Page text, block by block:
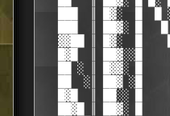
███  ║ █▓░  █  █
███  ║ ██▓░ █
▓▓██ ║ █▓░  █
█▓█  ║ ██▓░░█
██ ░ ║ █▓▓░ █
██  ░║ ██▓ ░█
█▓█  ║ ██░░ █
██▓█ ║ ██▓░ █